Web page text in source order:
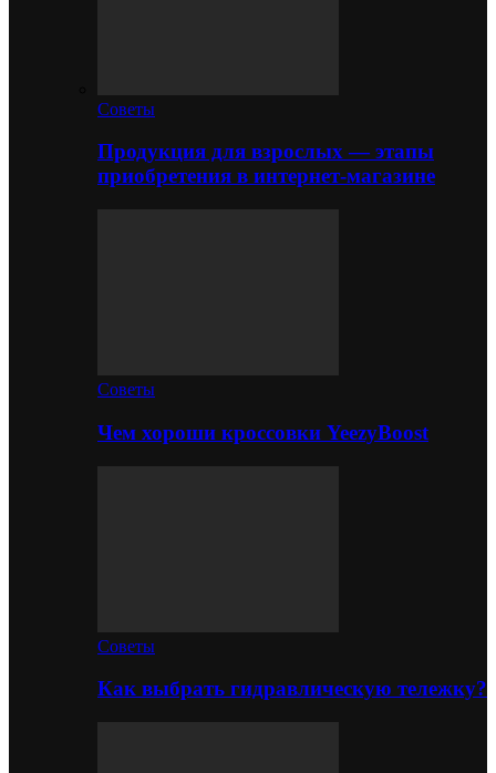
Советы
Продукция для взрослых — этапы
приобретения в интернет-магазине
Советы
Чем хороши кроссовки YeezyBoost
Советы
Как выбрать гидравлическую тележку?